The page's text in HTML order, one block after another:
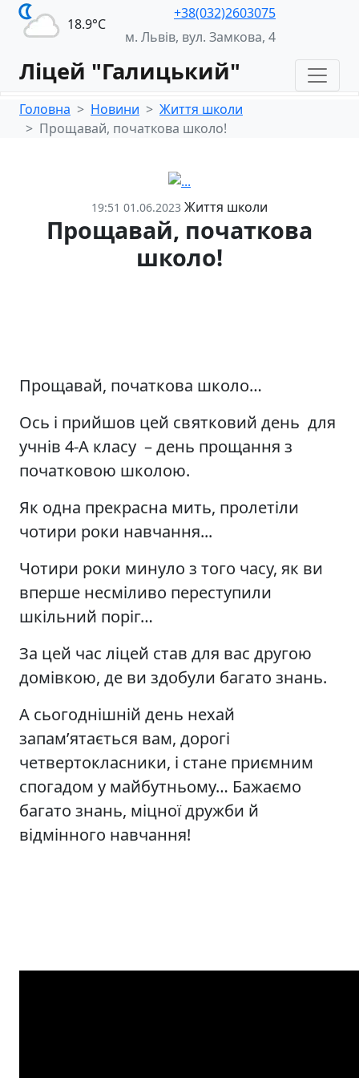
18.9°С
+38(032)2603075
м. Львів, вул. Замкова, 4
Ліцей "Галицький"
Головна Новини
Життя школи
Прощавай, початкова школо!
19:51 01.06.2023 Життя школи
Прощавай, початкова
школо!
Прощавай, початкова школо…
Ось і прийшов цей святковий день для
учнів 4-А класу – день прощання з
початковою школою.
Як одна прекрасна мить, пролетіли
чотири роки навчання...
Чотири роки минуло з того часу, як ви
вперше несміливо переступили
шкільний поріг…
За цей час ліцей став для вас другою
домівкою, де ви здобули багато знань.
А сьогоднішній день нехай
запам’ятається вам, дорогі
четвертокласники, і стане приємним
спогадом у майбутньому… Бажаємо
багато знань, міцної дружби й
відмінного навчання!